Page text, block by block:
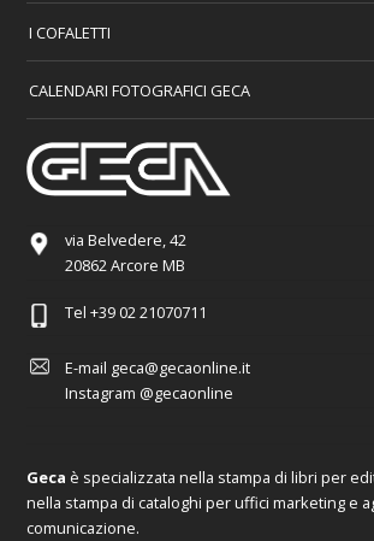
I COFALETTI
CALENDARI FOTOGRAFICI GECA
via Belvedere, 42
20862 Arcore MB
Tel +39 02 21070711
E-mail geca@gecaonline.it
Instagram @gecaonline
Geca è specializzata nella stampa di libri per
nella stampa di cataloghi per uffici marketing e
comunicazione.